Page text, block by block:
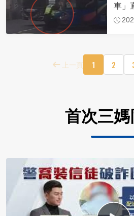
車」
車：
上一頁 1 2
首次三媽